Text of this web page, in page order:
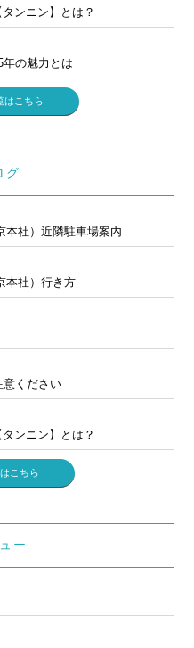
ンニン】とは？
の魅力とは
はこちら
グ
本社）近隣駐車場案内
本社）行き方
意ください
ンニン】とは？
こちら
ー